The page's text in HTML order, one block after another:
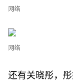
网络
网络
还有关晓彤，